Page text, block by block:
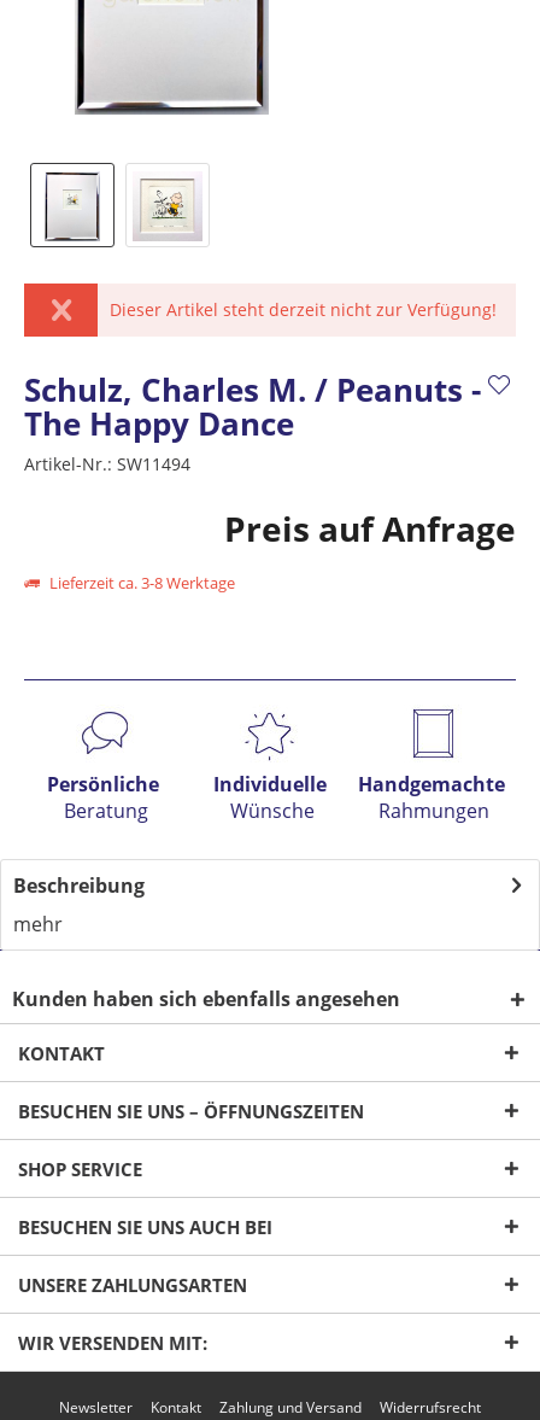
Dieser Artikel steht derzeit nicht zur Verfügung!
Schulz, Charles M. / Peanuts -
The Happy Dance
Artikel-Nr.: SW11494
Preis auf Anfrage
Lieferzeit ca. 3-8 Werktage
Preis anfragen
Ich habe die
Mit * gekennzeichnete Felder sind Pflichtfelder.
Senden
Persönliche
Beratung
Individuelle
Wünsche
Handgemachte
Rahmungen
Beschreibung
mehr
Kunden haben sich ebenfalls angesehen
KONTAKT
BESUCHEN SIE UNS – ÖFFNUNGSZEITEN
SHOP SERVICE
BESUCHEN SIE UNS AUCH BEI
UNSERE ZAHLUNGSARTEN
WIR VERSENDEN MIT:
Newsletter Kontakt Zahlung und Versand
Widerrufsrecht